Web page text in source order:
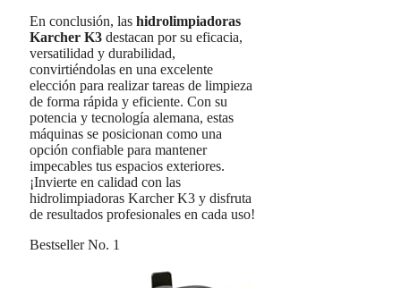
En conclusión, las hidrolimpiadoras
Karcher K3 destacan por su eficacia,
versatilidad y durabilidad,
convirtiéndolas en una excelente
elección para realizar tareas de limpieza
de forma rápida y eficiente. Con su
potencia y tecnología alemana, estas
máquinas se posicionan como una
opción confiable para mantener
impecables tus espacios exteriores.
¡Invierte en calidad con las
hidrolimpiadoras Karcher K3 y disfruta
de resultados profesionales en cada uso!
Bestseller No. 1